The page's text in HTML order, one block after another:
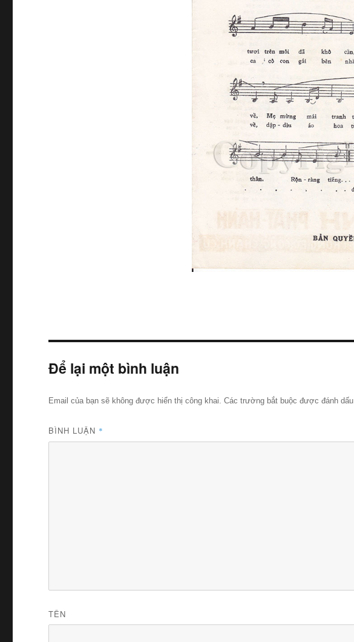
Để lại một bình luận
Email của bạn sẽ không được hiển thị công khai. Các trường bắt buộc được đánh dấu
BÌNH LUẬN *
TÊN